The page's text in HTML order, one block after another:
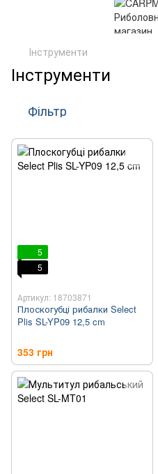
Інструменти
Інструменти
Фільтр
5
5
Артикул: 18703871
Плоскогубці рибалки Select
Plis SL-YP09 12,5 cm
353 грн